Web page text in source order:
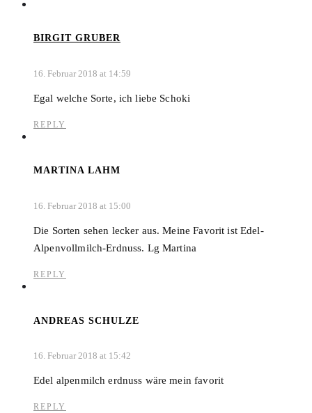
BIRGIT GRUBER
16. Februar 2018 at 14:59
Egal welche Sorte, ich liebe Schoki
REPLY
MARTINA LAHM
16. Februar 2018 at 15:00
Die Sorten sehen lecker aus. Meine Favorit ist Edel-
Alpenvollmilch-Erdnuss. Lg Martina
REPLY
ANDREAS SCHULZE
16. Februar 2018 at 15:42
Edel alpenmilch erdnuss wäre mein favorit
REPLY